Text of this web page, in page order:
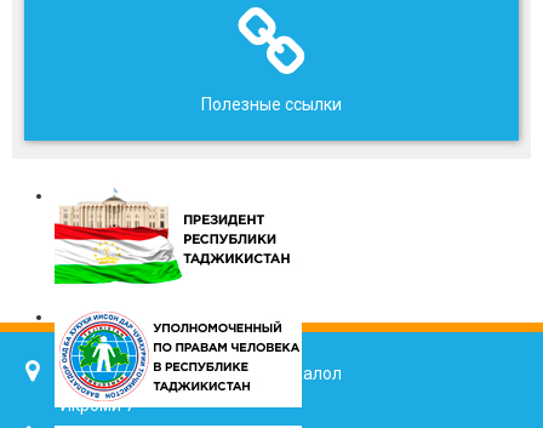
Полезные ссылки
734025, г. Душанбе, улица Джалол
Икроми 7